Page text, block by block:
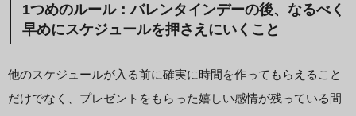
1つめのルール：バレンタインデーの後、なるべく
早めにスケジュールを押さえにいくこと
他のスケジュールが入る前に確実に時間を作ってもらえること
だけでなく、プレゼントをもらった嬉しい感情が残っている間